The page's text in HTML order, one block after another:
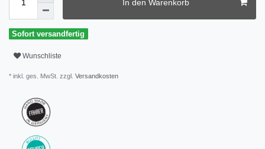
In den Warenkorb
Sofort versandfertig
Wunschliste
* inkl. ges. MwSt. zzgl. Versandkosten